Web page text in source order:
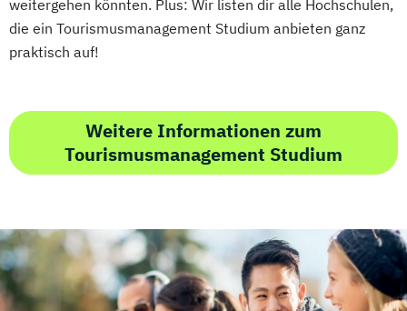
weitergehen könnten. Plus: Wir listen dir alle Hochschulen,
die ein Tourismusmanagement Studium anbieten ganz
praktisch auf!
Weitere Informationen zum
Tourismusmanagement Studium